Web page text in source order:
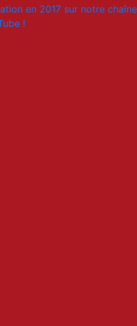
en 2017 sur notre chaîne
!